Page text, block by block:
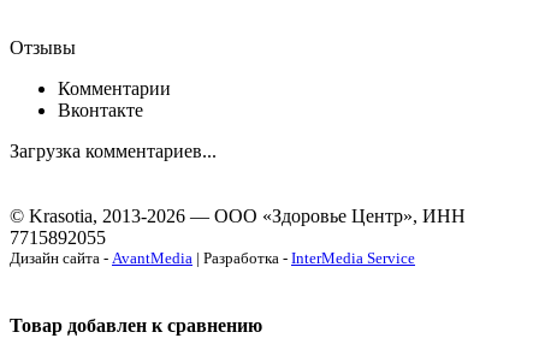
Отзывы
Комментарии
Вконтакте
Загрузка комментариев...
© Krasotia, 2013-2026 — ООО «Здоровье Центр», ИНН
7715892055
Дизайн сайта - AvantMedia | Разработка - InterMedia Service
Товар добавлен к сравнению